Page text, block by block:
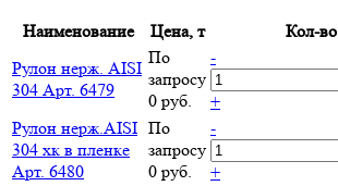
Наименование Цена, т
Кол-во
Рулон нерж. AISI
304 Арт. 6479
По
запросу
0 руб.
-
+
Рулон нерж.AISI
304 хк в пленке
Арт. 6480
По
запросу
0 руб.
-
+